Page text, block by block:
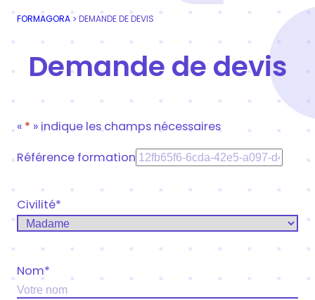
FORMAGORA > DEMANDE DE DEVIS
Demande de devis
« * » indique les champs nécessaires
Référence formation
Civilité*
Nom*